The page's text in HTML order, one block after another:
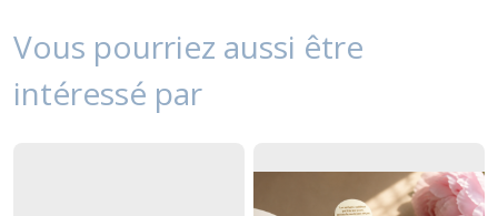
Vous pourriez aussi être
intéressé par